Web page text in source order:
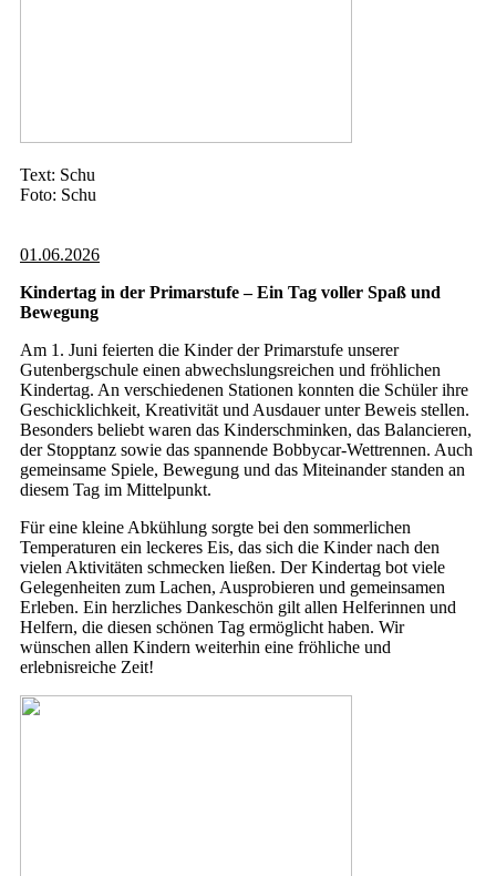
Text: Schu
Foto: Schu
01.06.2026
Kindertag in der Primarstufe – Ein Tag voller Spaß und
Bewegung
Am 1. Juni feierten die Kinder der Primarstufe unserer
Gutenbergschule einen abwechslungsreichen und fröhlichen
Kindertag. An verschiedenen Stationen konnten die Schüler ihre
Geschicklichkeit, Kreativität und Ausdauer unter Beweis stellen.
Besonders beliebt waren das Kinderschminken, das Balancieren,
der Stopptanz sowie das spannende Bobbycar-Wettrennen. Auch
gemeinsame Spiele, Bewegung und das Miteinander standen an
diesem Tag im Mittelpunkt.
Für eine kleine Abkühlung sorgte bei den sommerlichen
Temperaturen ein leckeres Eis, das sich die Kinder nach den
vielen Aktivitäten schmecken ließen. Der Kindertag bot viele
Gelegenheiten zum Lachen, Ausprobieren und gemeinsamen
Erleben. Ein herzliches Dankeschön gilt allen Helferinnen und
Helfern, die diesen schönen Tag ermöglicht haben. Wir
wünschen allen Kindern weiterhin eine fröhliche und
erlebnisreiche Zeit!